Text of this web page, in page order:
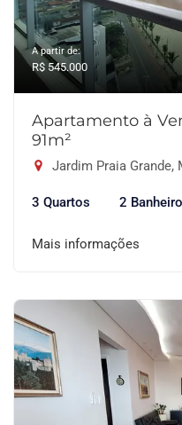
A partir de:
R$ 545.000
Apartamento à
91m²
Jardim Praia Grande,
3 Quartos 2
Mais informações